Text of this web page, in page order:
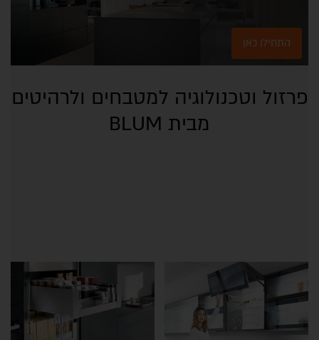
התחילו כאן
פרזול וטכנולוגיה למטבחים ולרהיטים
מבית BLUM